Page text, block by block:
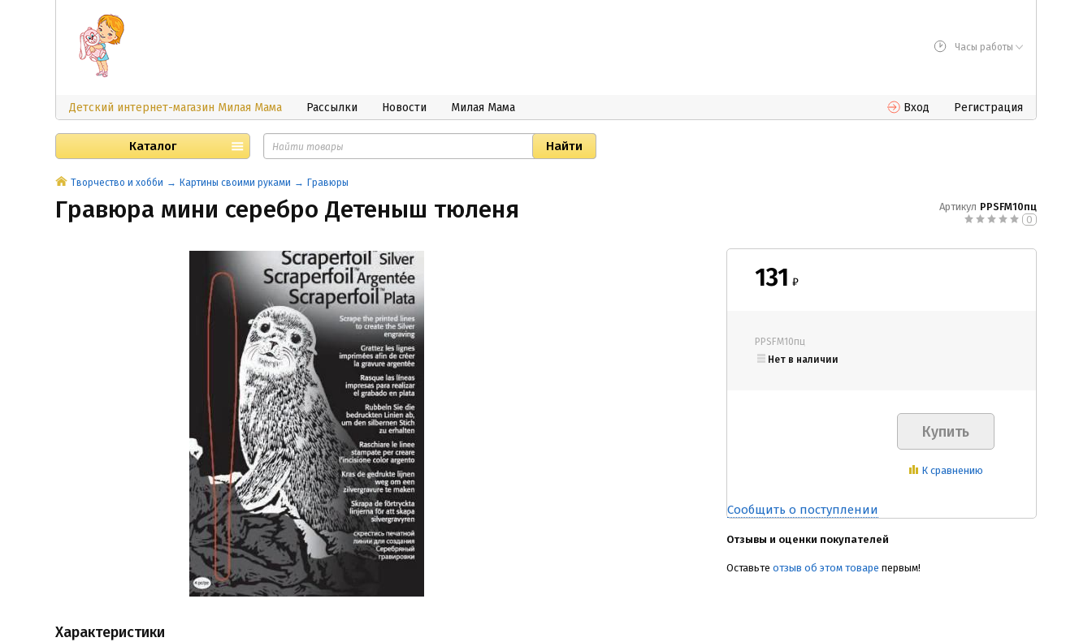
Часы работы
Детский интернет-магазин Милая Мама Рассылки Новости Милая Мама Вход Регистрация
Каталог
Творчество и хобби Картины своими руками Гравюры
Гравюра мини серебро Детеныш тюленя Артикул PPSFM10пц
0
Характеристики
131 ₽
PPSFM10пц
Нет в наличии
К сравнению
Сообщить о поступлении
Отзывы и оценки покупателей
Оставьте отзыв об этом товаре первым!